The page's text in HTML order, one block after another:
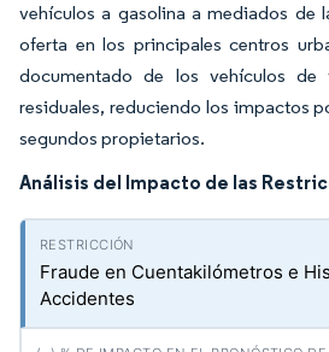
vehículos a gasolina a mediados de
oferta en los principales centros
documentado de los vehículos de
residuales, reduciendo los impactos
segundos propietarios.
Análisis del Impacto de las
Fraude en Cuentakilómetros e
Accidentes